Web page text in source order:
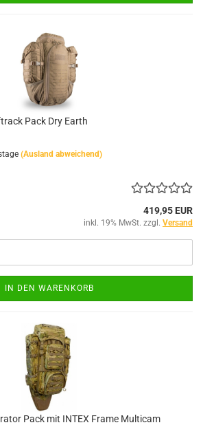
Pack Dry Earth
(Ausland abweichend)
419,95 EUR
inkl. 19% MwSt. zzgl. Versand
IN DEN WARENKORB
Pack mit INTEX Frame Multicam